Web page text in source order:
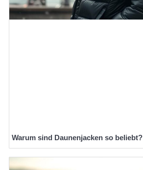
Warum sind Daunenjacken so beliebt?